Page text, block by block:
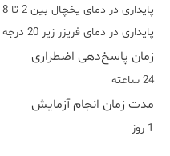
پایداری در دمای یخچال بین 2 تا 8 درجه 5 روز
پایداری در دمای فریزر زیر 20 درجه 6 ماه
زمان پاسخ‌دهی اضطراری
24 ساعته
مدت زمان انجام آزمایش
1 روز